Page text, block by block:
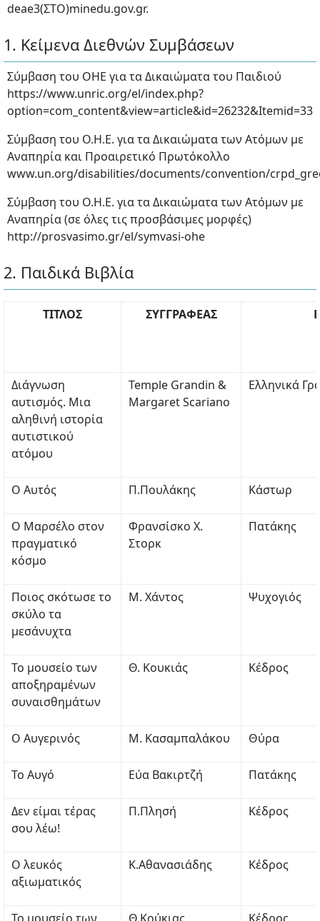
deae3(ΣΤΟ)minedu.gov.gr.
1. Κείμενα Διεθνών Συμβάσεων
Σύμβαση του ΟΗΕ για τα Δικαιώματα του Παιδιού
https://www.unric.org/el/index.php?
option=com_content&view=article&id=26232&Itemid=33
Σύμβαση του Ο.Η.Ε. για τα Δικαιώματα των Ατόμων με
Αναπηρία και Προαιρετικό Πρωτόκολλο
www.un.org/disabilities/documents/convention/
Σύμβαση του Ο.Η.Ε. για τα Δικαιώματα των Ατόμων με
Αναπηρία (σε όλες τις προσβάσιμες μορφές)
http://prosvasimo.gr/el/symvasi-ohe
2. Παιδικά Βιβλία
ΤΙΤΛΟΣ ΣΥΓΓΡΑΦΕΑΣ
Διάγνωση
αυτισμός. Μια
αληθινή ιστορία
αυτιστικού
ατόμου
Temple Grandin &
Margaret Scariano
Ελληνικά
Ο Αυτός Π.Πουλάκης Κάστωρ
Ο Μαρσέλο στον
πραγματικό
κόσμο
Φρανσίσκο Χ.
Στορκ
Πατάκης
Ποιος σκότωσε το
σκύλο τα
μεσάνυχτα
Μ. Χάντος Ψυχογιός
Το μουσείο των
αποξηραμένων
συναισθημάτων
Θ. Κουκιάς Κέδρος
Ο Αυγερινός Μ. Κασαμπαλάκου Θύρα
Το Αυγό Εύα Βακιρτζή Πατάκης
Δεν είμαι τέρας
σου λέω!
Π.Πλησή Κέδρος
Ο λευκός
αξιωματικός
Κ.Αθανασιάδης Κέδρος